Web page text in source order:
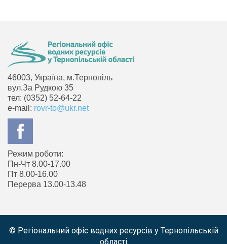
46003, Україна, м.Тернопіль
вул.За Рудкою 35
тел: (0352) 52-64-22
e-mail: rovr-to@ukr.net
Режим роботи:
Пн-Чт 8.00-17.00
Пт 8.00-16.00
Перерва 13.00-13.48
© Регіональний офіс водних ресурсів у Тернопільській
області